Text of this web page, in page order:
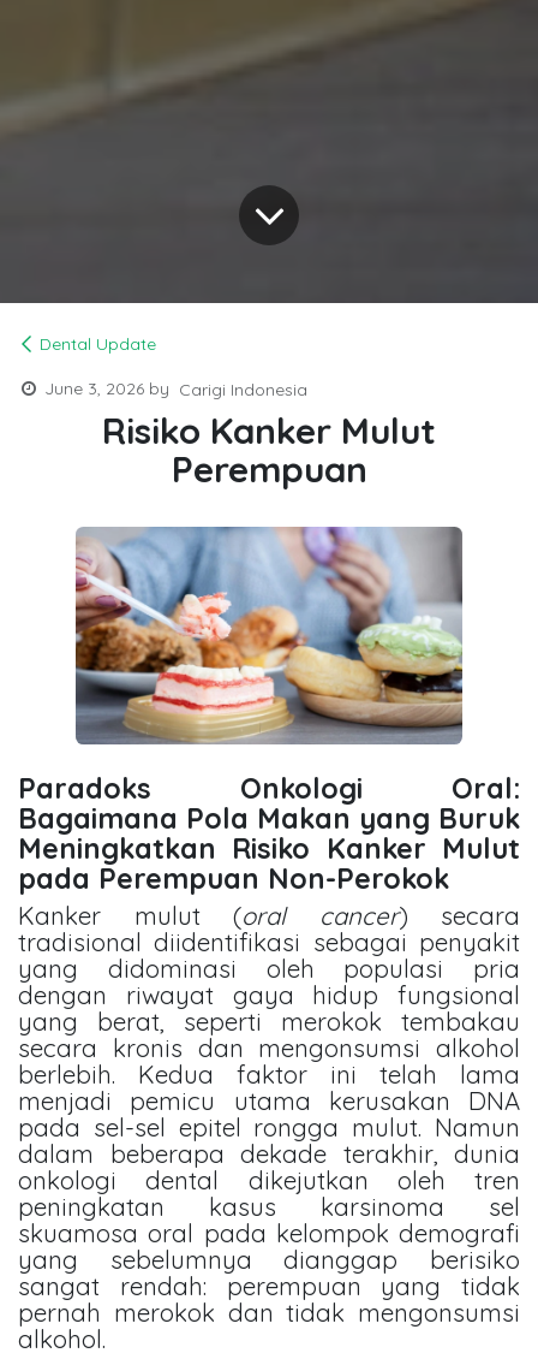
Dental Update
June 3, 2026 by Carigi Indonesia
Risiko Kanker Mulut
Perempuan
Paradoks Onkologi Oral:
Bagaimana Pola Makan yang Buruk
Meningkatkan Risiko Kanker Mulut
pada Perempuan Non-Perokok
Kanker mulut (oral cancer) secara
tradisional diidentifikasi sebagai penyakit
yang didominasi oleh populasi pria
dengan riwayat gaya hidup fungsional
yang berat, seperti merokok tembakau
secara kronis dan mengonsumsi alkohol
berlebih. Kedua faktor ini telah lama
menjadi pemicu utama kerusakan DNA
pada sel-sel epitel rongga mulut. Namun
dalam beberapa dekade terakhir, dunia
onkologi dental dikejutkan oleh tren
peningkatan kasus karsinoma sel
skuamosa oral pada kelompok demografi
yang sebelumnya dianggap berisiko
sangat rendah: perempuan yang tidak
pernah merokok dan tidak mengonsumsi
alkohol.